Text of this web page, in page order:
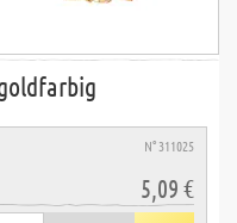
N° 311025
5,09 €